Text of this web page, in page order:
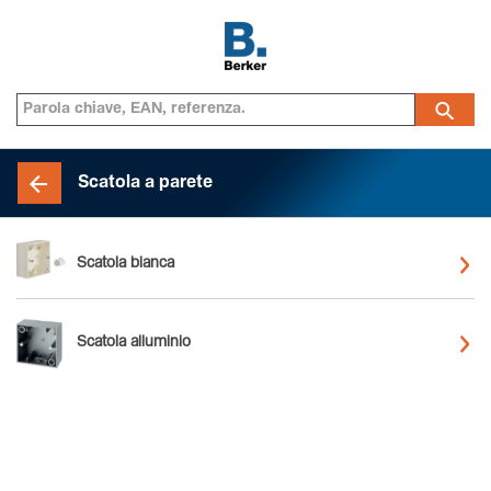
Scatola a parete
Scatola bianca
Scatola alluminio